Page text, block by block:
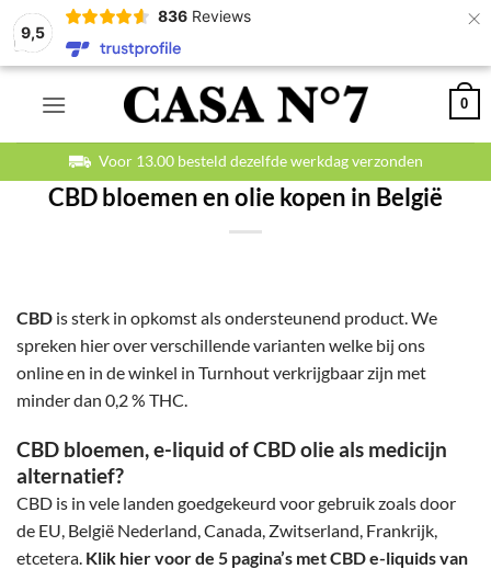
9,5
836 Reviews ×
Ga
0
Betaal veilig en achteraf
CBD bloemen en olie kopen in België
CBD is sterk in opkomst als ondersteunend product. We
spreken hier over verschillende varianten welke bij ons
online en in de winkel in Turnhout verkrijgbaar zijn met
minder dan 0,2 % THC.
CBD bloemen, e-liquid of CBD olie als medicijn
alternatief?
CBD is in vele landen goedgekeurd voor gebruik zoals door
de EU, België Nederland, Canada, Zwitserland, Frankrijk,
etcetera. Klik hier voor de 5 pagina’s met CBD e-liquids van